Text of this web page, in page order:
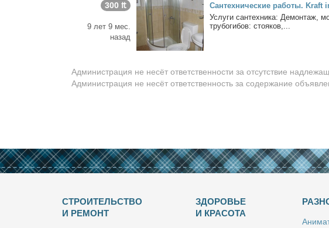
300 ₶
9 лет 9 мес.
назад
Сан­тех­ни­че­ские ра­бо­ты. Kraft
Услу­ги сан­тех­ни­ка: Де­мон­таж,
тру­бо­ги­бов: сто­я­ков,...
Администрация не несёт ответственности за отсутствие
Администрация не несёт ответственность за содержание
СТРОИТЕЛЬСТВО
И РЕМОНТ
ЗДОРОВЬЕ
И КРАСОТА